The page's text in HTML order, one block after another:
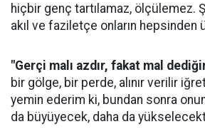
hiçbir genç tartılamaz, ölçülemez.
akıl ve faziletçe onların hepsinden
"Gerçi malı azdır, fakat mal
bir gölge, bir perde, alınır verilir
yemin ederim ki, bundan sonra
da büyüyecek, daha da